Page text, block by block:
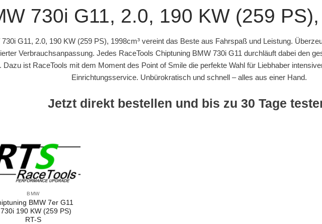
730i G11, 2.0, 190 KW (259 PS),
G11, 2.0, 190 KW (259 PS), 1998cm³ vereint das Beste aus Fahrspaß und Leistung.
Verbrauchsanpassung. Jedes RaceTools Chiptuning BMW 730i G11 durchläuft dabei den
Dazu ist RaceTools mit dem Moment des Point of Smile die perfekte Wahl für Liebhaber
Einrichtungsservice. Unbürokratisch und schnell – alles aus einer Hand.
Jetzt direkt bestellen und bis zu 30 Tage
BMW
BMW 7er G11
190 KW (259 PS)
RT-S